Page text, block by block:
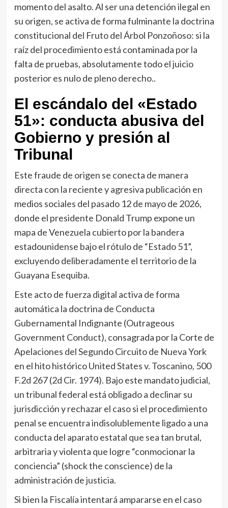
momento del asalto. Al ser una detención ilegal en
su origen, se activa de forma fulminante la doctrina
constitucional del Fruto del Árbol Ponzoñoso: si la
raíz del procedimiento está contaminada por la
falta de pruebas, absolutamente todo el juicio
posterior es nulo de pleno derecho..
El escándalo del «Estado
51»: conducta abusiva del
Gobierno y presión al
Tribunal
Este fraude de origen se conecta de manera
directa con la reciente y agresiva publicación en
medios sociales del pasado 12 de mayo de 2026,
donde el presidente Donald Trump expone un
mapa de Venezuela cubierto por la bandera
estadounidense bajo el rótulo de “Estado 51”,
excluyendo deliberadamente el territorio de la
Guayana Esequiba.
Este acto de fuerza digital activa de forma
automática la doctrina de Conducta
Gubernamental Indignante (Outrageous
Government Conduct), consagrada por la Corte de
Apelaciones del Segundo Circuito de Nueva York
en el hito histórico United States v. Toscanino, 500
F.2d 267 (2d Cir. 1974). Bajo este mandato judicial,
un tribunal federal está obligado a declinar su
jurisdicción y rechazar el caso si el procedimiento
penal se encuentra indisolublemente ligado a una
conducta del aparato estatal que sea tan brutal,
arbitraria y violenta que logre “conmocionar la
conciencia” (shock the conscience) de la
administración de justicia.
Si bien la Fiscalía intentará ampararse en el caso